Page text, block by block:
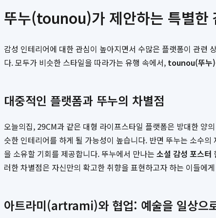
뚜누(tounou)가 제안하는 특별한
감성 인테리어에 대한 관심이 높아지면서 수많은 플랫폼이 관련
다. 모두가 비슷한 스타일을 따라가는 유행 속에서, tounou(뚜누)
대중적인 플랫폼과 뚜누의 차별점
오늘의집, 29CM과 같은 대형 라이프스타일 플랫폼은 방대한 양
슷한 인테리어를 하게 될 가능성이 높습니다. 반면 뚜누는 소수
을 소유할 기회를 제공합니다. 뚜누에서 만나는 소셜 감성 포스터
러한 차별점은 자신만의 확고한 취향을 표현하고자 하는 이들에
아트라미(artrami)와 협업: 예술을 일상으